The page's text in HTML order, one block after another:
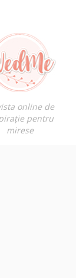
online de
pentru
mirese